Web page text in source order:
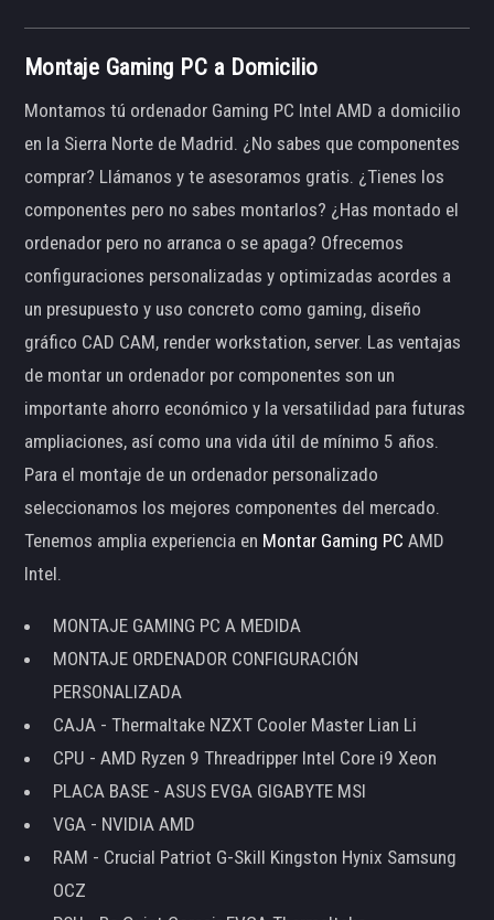
Montaje Gaming PC a Domicilio
Montamos tú ordenador Gaming PC Intel AMD a domicilio
en la Sierra Norte de Madrid. ¿No sabes que componentes
comprar? Llámanos y te asesoramos gratis. ¿Tienes los
componentes pero no sabes montarlos? ¿Has montado el
ordenador pero no arranca o se apaga? Ofrecemos
configuraciones personalizadas y optimizadas acordes a
un presupuesto y uso concreto como gaming, diseño
gráfico CAD CAM, render workstation, server. Las ventajas
de montar un ordenador por componentes son un
importante ahorro económico y la versatilidad para futuras
ampliaciones, así como una vida útil de mínimo 5 años.
Para el montaje de un ordenador personalizado
seleccionamos los mejores componentes del mercado.
Tenemos amplia experiencia en Montar Gaming PC AMD
Intel.
MONTAJE GAMING PC A MEDIDA
MONTAJE ORDENADOR CONFIGURACIÓN
PERSONALIZADA
CAJA - Thermaltake NZXT Cooler Master Lian Li
CPU - AMD Ryzen 9 Threadripper Intel Core i9 Xeon
PLACA BASE - ASUS EVGA GIGABYTE MSI
VGA - NVIDIA AMD
RAM - Crucial Patriot G-Skill Kingston Hynix Samsung
OCZ